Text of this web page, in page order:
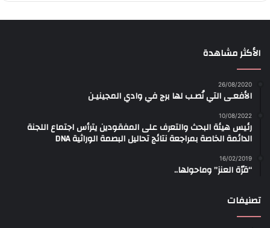
الأكثر مشاهدة
26/08/2020
الأفعـى التي نُصـب لها برج في وادي المجينيـن
10/08/2022
رئيس هيئة البحث والتعرف على المفقودين يترأس اجتماع اللجنة
الدائمة الخاصة بمراجعة نتائج تحاليل البصمة الوراثية DNA
16/02/2019
“قرّة العنز” وماحولها..
تصنيفات